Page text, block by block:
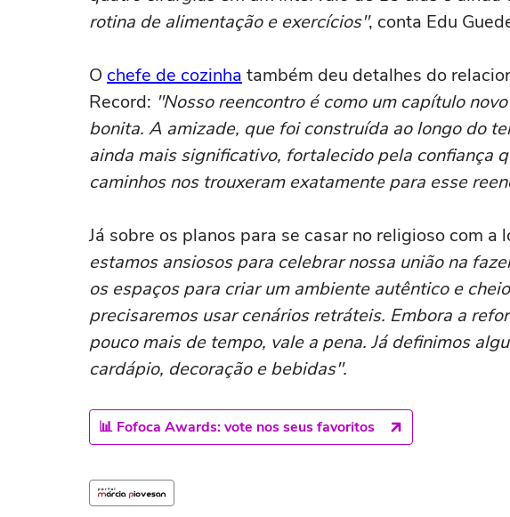
rotina de alimentação e exercícios", conta Edu
O chefe de cozinha também deu detalhes do
Record: "Nosso reencontro é como um capítulo
bonita. A amizade, que foi construída ao longo do
ainda mais significativo, fortalecido pela confiança
caminhos nos trouxeram exatamente para esse
Já sobre os planos para se casar no religioso com a
estamos ansiosos para celebrar nossa união na
os espaços para criar um ambiente autêntico e
precisaremos usar cenários retráteis. Embora a
pouco mais de tempo, vale a pena. Já definimos
cardápio, decoração e bebidas".
📊 Fofoca Awards: vote nos seus favoritos